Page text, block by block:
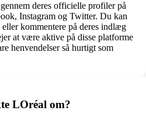
deres officielle profiler på
Instagram og Twitter. Du kan
kommentere på deres indlæg
at være aktive på disse platforme
henvendelser så hurtigt som
LOréal om?